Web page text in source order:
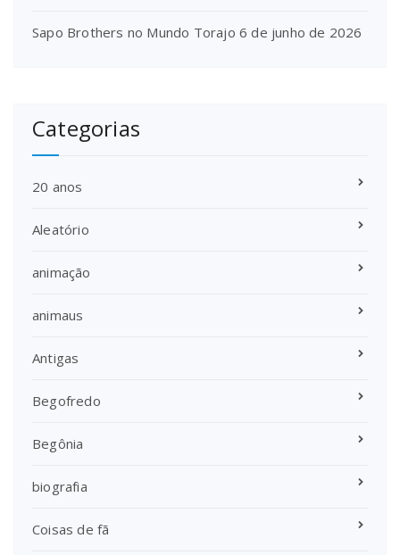
Sapo Brothers no Mundo Torajo 6 de junho de 2026
Categorias
20 anos
Aleatório
animação
animaus
Antigas
Begofredo
Begônia
biografia
Coisas de fã